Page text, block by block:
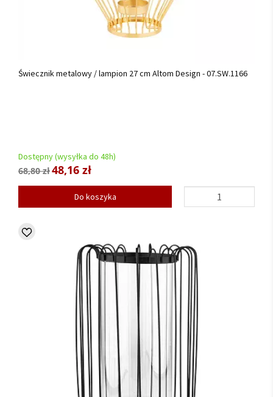
Świecznik metalowy / lampion 27 cm Altom Design - 07.SW.1166
Dostępny (wysyłka do 48h)
68,80 zł48,16 zł
Do koszyka